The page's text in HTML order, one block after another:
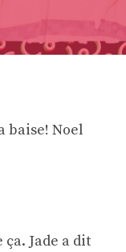
baise! Noel
Jade a dit